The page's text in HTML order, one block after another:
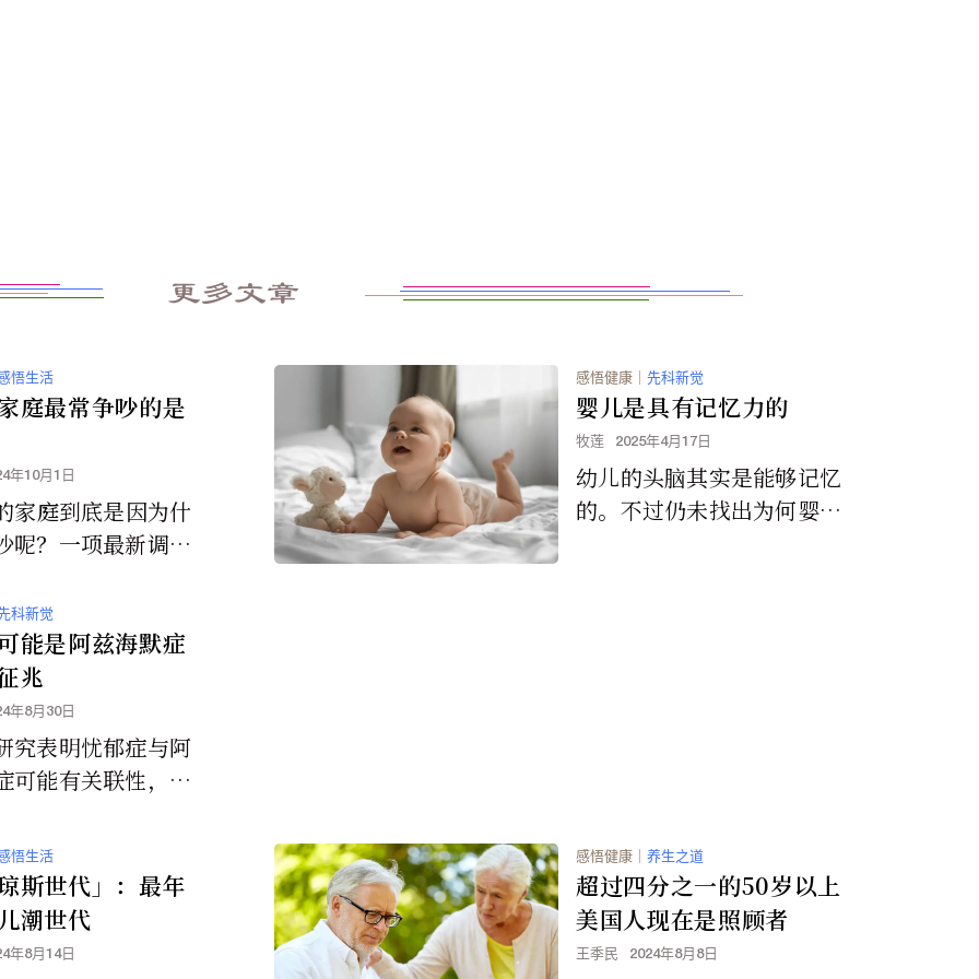
更多文章
悟生活
庭最常争吵的是
年10月1日
家庭到底是因为什
呢？一项最新调查
熟悉。
感悟健康 先科新觉
婴儿是具有记忆力的
牧莲 2025年4月17日
幼儿的头脑其实是能够记忆
的。不过仍未找出为何婴儿
科新觉
能是阿兹海默症
兆
年8月30日
究表明忧郁症与阿
可能有关联性，因
某一部分，从而在
期导致了忧郁症
悟生活
斯世代」：最年
潮世代
年8月14日
感悟健康 养生之道
超过四分之一的50岁以上
美国人现在是照顾者
王季民 2024年8月8日